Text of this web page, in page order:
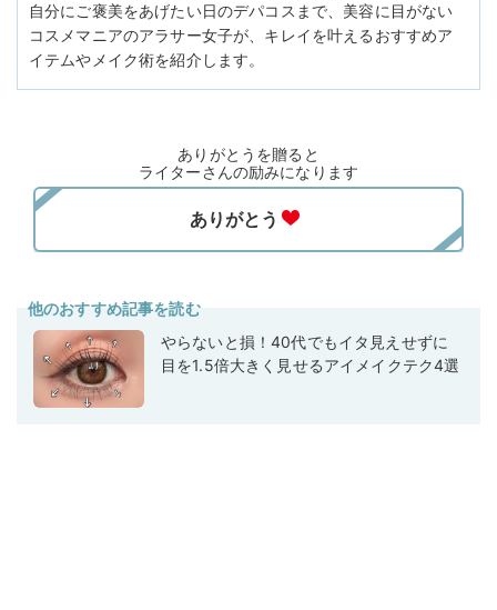
自分にご褒美をあげたい日のデパコスまで、美容に目がない
コスメマニアのアラサー女子が、キレイを叶えるおすすめア
イテムやメイク術を紹介します。
ありがとうを贈ると
ライターさんの励みになります
他のおすすめ記事を読む
やらないと損！40代でもイタ見えせずに
目を1.5倍大きく見せるアイメイクテク4選